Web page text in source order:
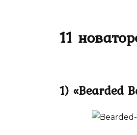
11
1) «Bearded